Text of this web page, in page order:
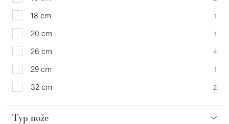
18 cm 1
20 cm 1
26 cm 4
29 cm 1
32 cm 2
Typ nože